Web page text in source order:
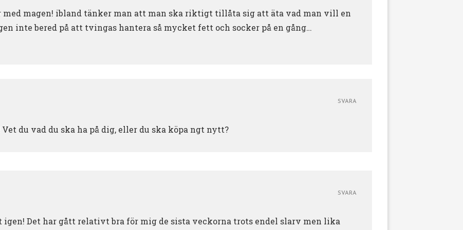
med magen! ibland tänker man att man ska riktigt tillåta sig att äta vad man vill en
inte bered på att tvingas hantera så mycket fett och socker på en gång…
du vad du ska ha på dig, eller du ska köpa ngt nytt?
SVARA
igen! Det har gått relativt bra för mig de sista veckorna trots endel slarv men lika
SVARA